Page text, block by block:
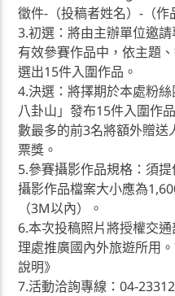
徵件-（投稿者姓名）-（作
3.初選：將由主辦單位邀
有效參賽作品中，依主題
選出15件入圍作品。
4.決選：將擇期於本處粉
八卦山」發布15件入圍作
數最多的前3名將額外贈送
票獎。
5.參賽攝影作品規格：須
攝影作品檔案大小應為
（3M以內）。
6.本次投稿照片將授權交
理處推廣國內外旅遊所用
說明》
7.活動洽詢專線：04-